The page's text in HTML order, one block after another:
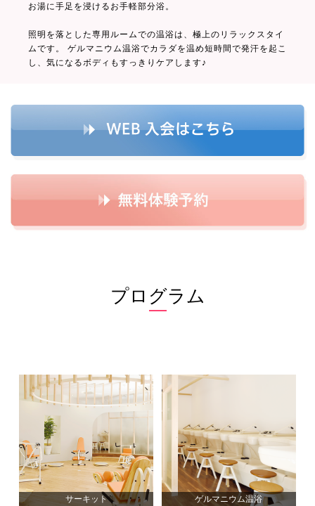
お湯に手足を浸けるお手軽部分浴。
照明を落とした専用ルームでの温浴は、極上のリラックスタイ
ムです。 ゲルマニウム温浴でカラダを温め短時間で発汗を起こ
し、気になるボディもすっきりケアします♪
プログラム